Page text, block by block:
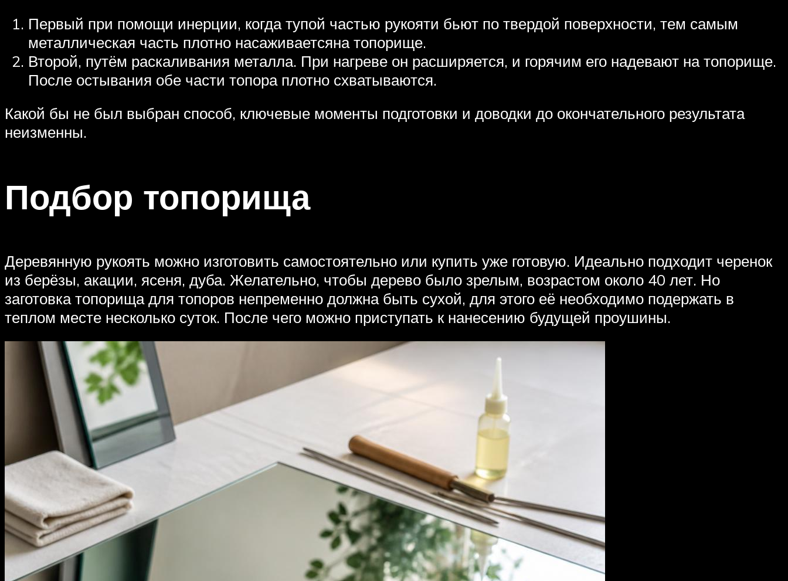
Первый при помощи инерции, когда тупой частью рукояти бьют по твердой поверхности, тем самым
металлическая часть плотно насаживаетсяна топорище.
Второй, путём раскаливания металла. При нагреве он расширяется, и горячим его надевают на топорище.
После остывания обе части топора плотно схватываются.
Какой бы не был выбран способ, ключевые моменты подготовки и доводки до окончательного результата
неизменны.
Подбор топорища
Деревянную рукоять можно изготовить самостоятельно или купить уже готовую. Идеально подходит черенок
из берёзы, акации, ясеня, дуба. Желательно, чтобы дерево было зрелым, возрастом около 40 лет. Но
заготовка топорища для топоров непременно должна быть сухой, для этого её необходимо подержать в
теплом месте несколько суток. После чего можно приступать к нанесению будущей проушины.